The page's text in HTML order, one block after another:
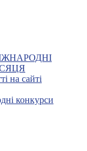
на сайті
конкурси